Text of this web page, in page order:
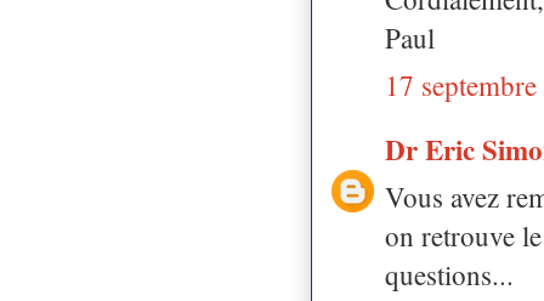
Paul
17
Dr Eric
Vous avez
on retrouve
questions...